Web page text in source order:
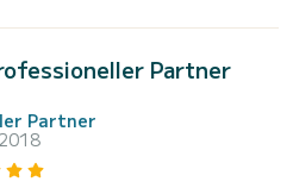
Partner
Partner